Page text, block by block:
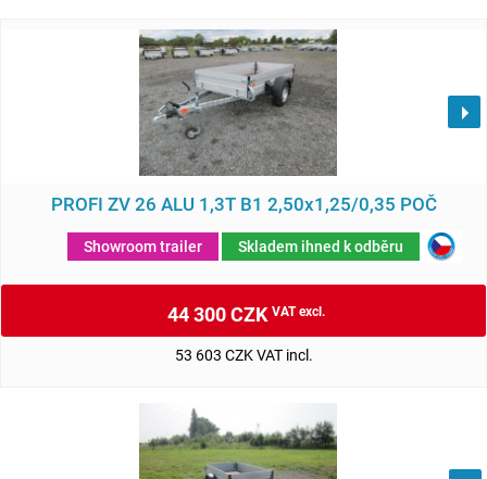
PROFI ZV 26 ALU 1,3T B1 2,50x1,25/0,35 POČ
Showroom trailer Skladem ihned k odběru
44 300 CZKVAT excl.
53 603 CZK VAT incl.